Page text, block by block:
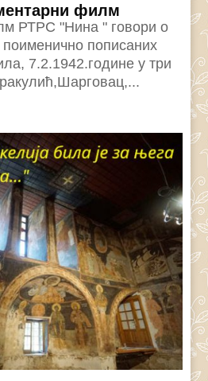
филм
РТРС "Нина " говори о
пописаних
7.2.1942.године у три